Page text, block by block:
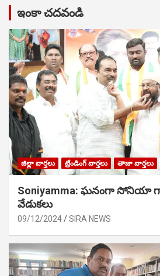
ఇంకా చదవండి
జిల్లా వార్తలు ట్రేండింగ్ వార్తలు తాజా వార్తలు
Soniyamma: ఘ‌నంగా సోనియా
వేడుక‌లు
09/12/2024 SIRA NEWS